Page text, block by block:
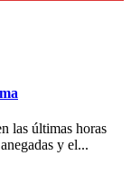
las últimas horas
y el...